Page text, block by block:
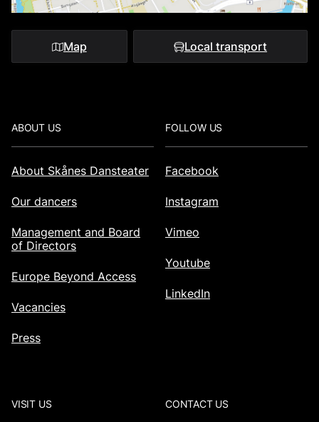
Map Local transport
Footer
ABOUT US
About Skånes Dansteater
Our dancers
Management and Board
of Directors
Europe Beyond Access
Vacancies
Press
FOLLOW US
Facebook
Instagram
Vimeo
Youtube
LinkedIn
VISIT US CONTACT US